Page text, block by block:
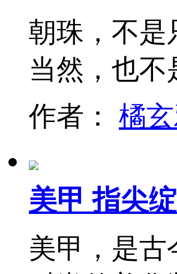
朝珠，不是
当然，也
作者： 橘
美甲 指尖
美甲，是古